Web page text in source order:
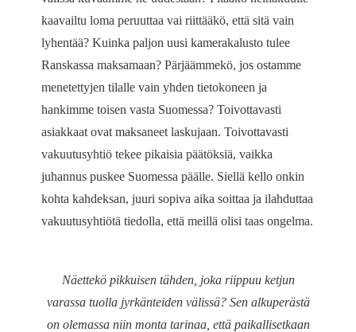
kaavailtu loma peruuttaa vai riittääkö, että sitä vain
lyhentää? Kuinka paljon uusi kamerakalusto tulee
Ranskassa maksamaan? Pärjäämmekö, jos ostamme
menetettyjen tilalle vain yhden tietokoneen ja
hankimme toisen vasta Suomessa? Toivottavasti
asiakkaat ovat maksaneet laskujaan. Toivottavasti
vakuutusyhtiö tekee pikaisia päätöksiä, vaikka
juhannus puskee Suomessa päälle. Siellä kello onkin
kohta kahdeksan, juuri sopiva aika soittaa ja ilahduttaa
vakuutusyhtiötä tiedolla, että meillä olisi taas ongelma.
Näettekö pikkuisen tähden, joka riippuu ketjun
varassa tuolla jyrkänteiden välissä? Sen alkuperästä
on olemassa niin monta tarinaa, että paikallisetkaan